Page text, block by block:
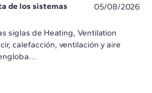
de los sistemas
05/08/2026
siglas de Heating, Ventilation
calefacción, ventilación y aire